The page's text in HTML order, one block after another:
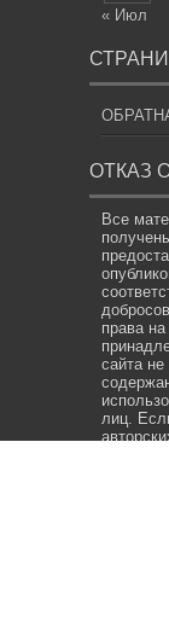
« Июл
ОТКАЗ
Все
права
сайта не
лиц.